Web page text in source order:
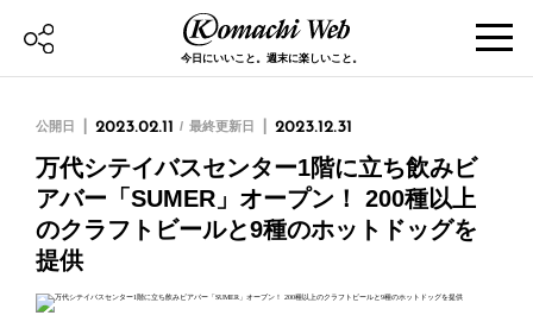
今日にいいこと。週末に楽しいこと。
公開日 2023.02.11 最終更新日 2023.12.31
万代シテイバスセンター1階に立ち飲みビ
アバー「SUMER」オープン！ 200種以上
のクラフトビールと9種のホットドッグを
提供